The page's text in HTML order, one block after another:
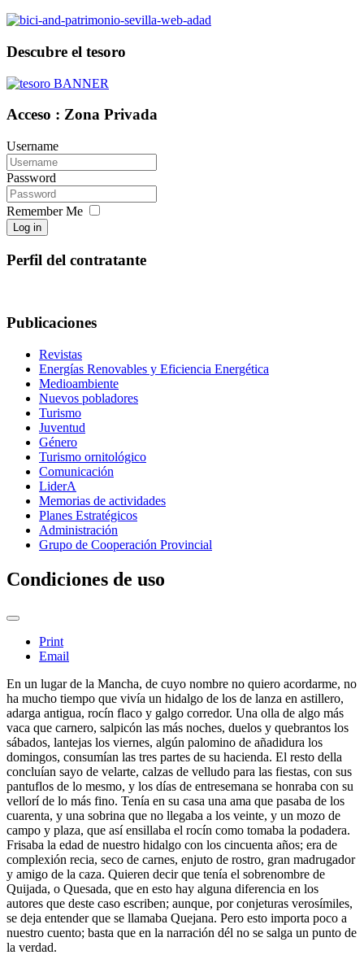
Descubre el tesoro
Acceso : Zona Privada
Username
Password
Remember Me
Log in
Perfil del contratante
Publicaciones
Revistas
Energías Renovables y Eficiencia Energética
Medioambiente
Nuevos pobladores
Turismo
Juventud
Género
Turismo ornitológico
Comunicación
LiderA
Memorias de actividades
Planes Estratégicos
Administración
Grupo de Cooperación Provincial
Condiciones de uso
Print
Email
En un lugar de la Mancha, de cuyo nombre no quiero acordarme, no
ha mucho tiempo que vivía un hidalgo de los de lanza en astillero,
adarga antigua, rocín flaco y galgo corredor. Una olla de algo más
vaca que carnero, salpicón las más noches, duelos y quebrantos los
sábados, lantejas los viernes, algún palomino de añadidura los
domingos, consumían las tres partes de su hacienda. El resto della
concluían sayo de velarte, calzas de velludo para las fiestas, con sus
pantuflos de lo mesmo, y los días de entresemana se honraba con su
vellorí de lo más fino. Tenía en su casa una ama que pasaba de los
cuarenta, y una sobrina que no llegaba a los veinte, y un mozo de
campo y plaza, que así ensillaba el rocín como tomaba la podadera.
Frisaba la edad de nuestro hidalgo con los cincuenta años; era de
complexión recia, seco de carnes, enjuto de rostro, gran madrugador
y amigo de la caza. Quieren decir que tenía el sobrenombre de
Quijada, o Quesada, que en esto hay alguna diferencia en los
autores que deste caso escriben; aunque, por conjeturas verosímiles,
se deja entender que se llamaba Quejana. Pero esto importa poco a
nuestro cuento; basta que en la narración dél no se salga un punto de
la verdad.